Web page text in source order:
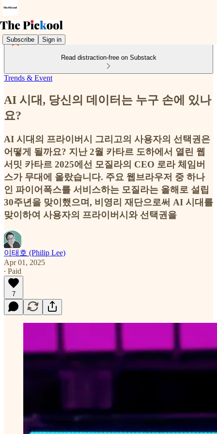
Subscribe Sign in
Read distraction-free on Substack
Trends & Event
AI 시대, 당신의 데이터는 누구 손에 있나
요?
AI 시대의 프라이버시 그리고의 사용자의 선택권은
어떻게 될까요? 지난 2월 카타르 도하에서 열린 웹
서밋 카타르 2025에선 모질라의 CEO 로라 체임버
스가 무대에 올랐습니다. 주요 웹브라우저 중 하나
인 파이어폭스를 서비스하는 모질라는 올해로 설립
30주년을 맞이했으며, 비영리 재단으로써 AI 시대를
맞이하여 사용자의 프라이버시와 선택권을
이태호 (Philip Lee)
Apr 01, 2025
∙ Paid
7